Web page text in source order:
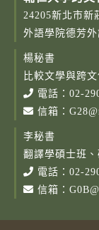
24205新北市新
外語學院德芳
楊秘書
比較文學與跨
電話： 02-
信箱：
李秘書
翻譯學碩士班
電話： 02-
信箱：